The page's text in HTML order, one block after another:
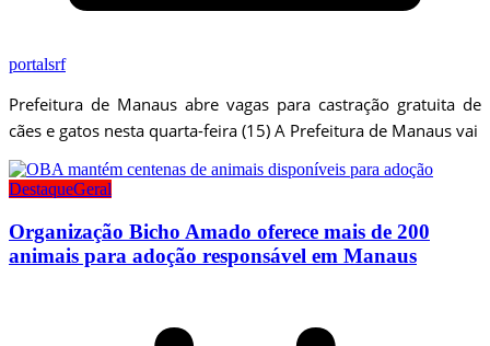
portalsrf
Prefeitura de Manaus abre vagas para castração gratuita de
cães e gatos nesta quarta-feira (15) A Prefeitura de Manaus vai
DestaqueGeral
Organização Bicho Amado oferece mais de 200
animais para adoção responsável em Manaus